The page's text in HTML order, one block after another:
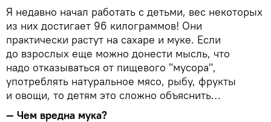
Я недавно начал работать с детьми, вес некоторых
из них достигает 96 килограммов! Они
практически растут на сахаре и муке. Если
до взрослых еще можно донести мысль, что
надо отказываться от пищевого "мусора",
употреблять натуральное мясо, рыбу, фрукты
и овощи, то детям это сложно объяснить…
— Чем вредна мука?